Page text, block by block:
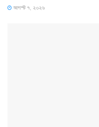
আগস্ট ৭, ২০২৬